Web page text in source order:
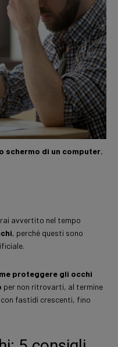
schermo di un computer,
avvertito nel tempo
, perché questi sono
proteggere gli occhi
per non ritrovarti, al termine
fastidi crescenti, fino